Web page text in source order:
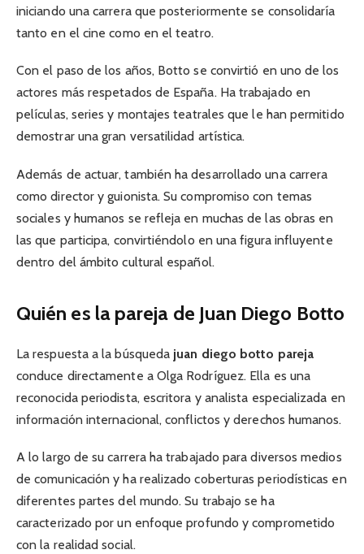
iniciando una carrera que posteriormente se consolidaría
tanto en el cine como en el teatro.
Con el paso de los años, Botto se convirtió en uno de los
actores más respetados de España. Ha trabajado en
películas, series y montajes teatrales que le han permitido
demostrar una gran versatilidad artística.
Además de actuar, también ha desarrollado una carrera
como director y guionista. Su compromiso con temas
sociales y humanos se refleja en muchas de las obras en
las que participa, convirtiéndolo en una figura influyente
dentro del ámbito cultural español.
Quién es la pareja de Juan Diego Botto
La respuesta a la búsqueda juan diego botto pareja
conduce directamente a Olga Rodríguez. Ella es una
reconocida periodista, escritora y analista especializada en
información internacional, conflictos y derechos humanos.
A lo largo de su carrera ha trabajado para diversos medios
de comunicación y ha realizado coberturas periodísticas en
diferentes partes del mundo. Su trabajo se ha
caracterizado por un enfoque profundo y comprometido
con la realidad social.